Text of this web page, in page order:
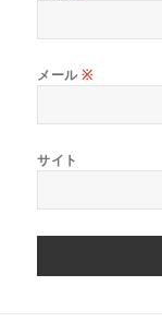
メール※
サイト